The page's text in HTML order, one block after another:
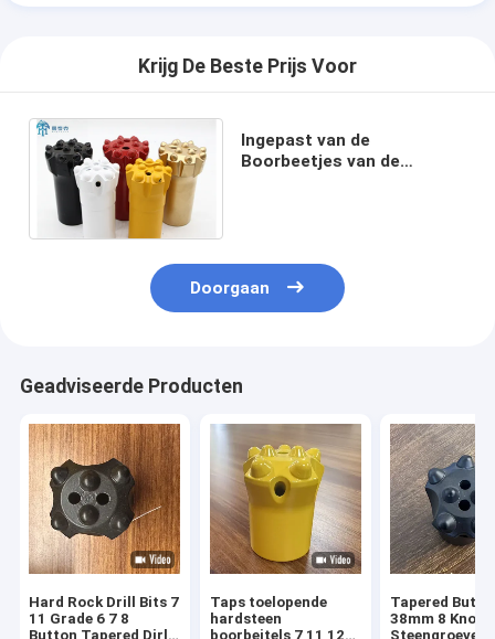
Krijg De Beste Prijs Voor
Ingepast van de
Boorbeetjes van de
Doorgaan
Geadviseerde Producten
Hard Rock Drill Bits 7
11 Grade 6 7 8
Button Tapered Dirll
Taps toelopende
hardsteen
boorbeitels 7 11 12
Tapered
38mm 8